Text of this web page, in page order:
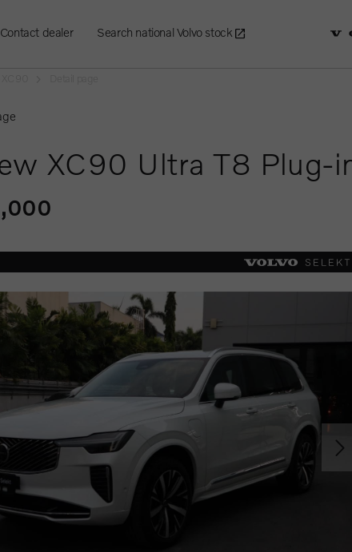
Contact dealer Search national Volvo stock
XC90 Ultra T8